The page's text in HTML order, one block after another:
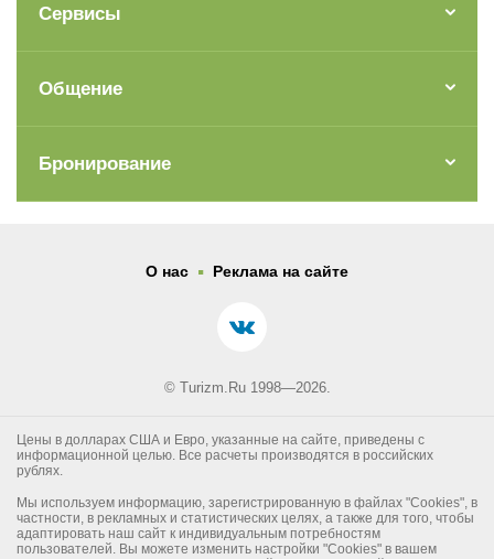
Сервисы
Общение
Бронирование
О нас . Реклама на сайте
© Turizm.Ru 1998—2026.
Цены в долларах США и Евро, указанные на сайте, приведены с
информационной целью. Все расчеты производятся в российских
рублях.
Мы используем информацию, зарегистрированную в файлах "Cookies", в
частности, в рекламных и статистических целях, а также для того, чтобы
адаптировать наш сайт к индивидуальным потребностям
пользователей. Вы можете изменить настройки "Cookies" в вашем